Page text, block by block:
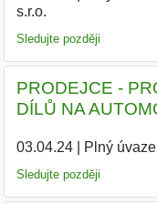
s.r.o.
Sledujte později
PRODEJCE -
DÍLŮ NA
03.04.24| Plný
Sledujte později